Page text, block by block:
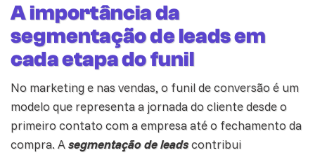
A importância da
segmentação de leads em
cada etapa do funil
No marketinge nas vendas, o funil de conversão é um
modelo que representa a jornada do cliente desde o
primeiro contato com a empresa até o fechamento da
compra. Asegmentação de leadscontribui